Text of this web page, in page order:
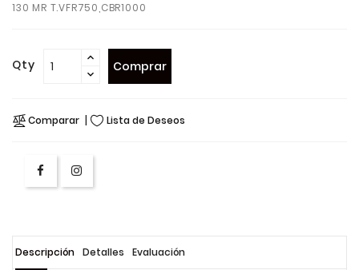
130 MR T.VFR750,CBR1000
Qty Comprar
Comparar Lista de Deseos
Descripción Detalles Evaluación